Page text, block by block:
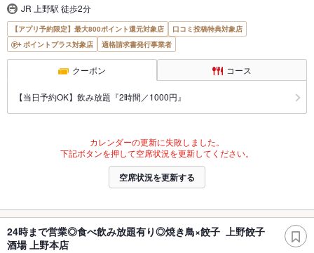
JR 上野駅 徒歩2分
【アプリ予約限定】最大800ポイント還元対象店
口コミ投稿特典対象店
ポイントプラス対象店
適格請求書発行事業者
クーポン コース
【当日予約OK】飲み放題『2時間／1000円』
カレンダーの更新に失敗しました。
下記ボタンを押して空席状況を更新してください。
空席状況を更新する
24時まで営業◎食べ飲み放題有り◎焼き鳥×餃子 上野餃子
酒場 上野本店